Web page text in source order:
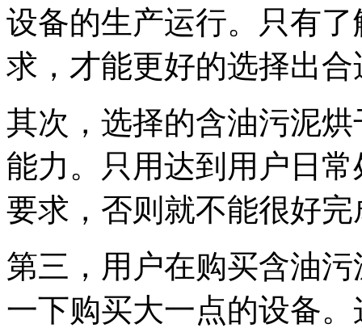
设备的生产运行。只有
求，才能更好的选择出
其次，选择的含油污泥
能力。只用达到用户日
要求，否则就不能很好
第三，用户在购买含油
一下购买大一点的设备